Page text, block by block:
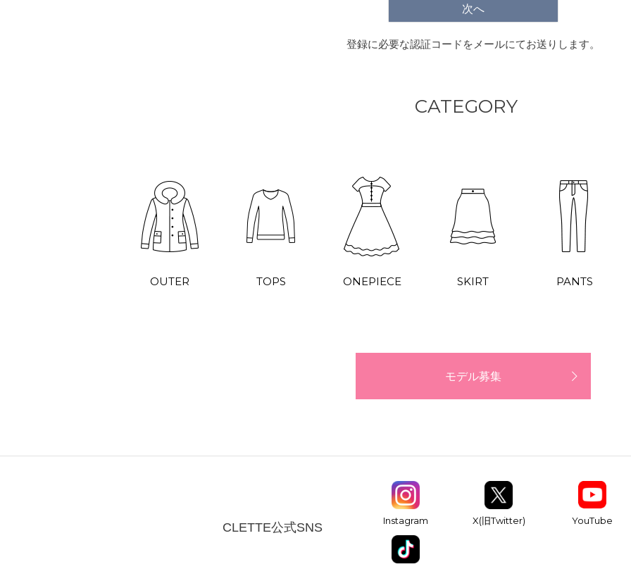
次へ
登録に必要な認証コードをメールにてお送りします。
CATEGORY
OUTER TOPS ONEPIECE SKIRT PANTS
モデル募集
CLETTE公式SNS Instagram X(旧Twitter) YouTube